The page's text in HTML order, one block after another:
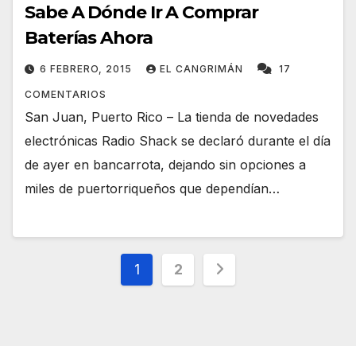
Sabe A Dónde Ir A Comprar
Baterías Ahora
6 FEBRERO, 2015 EL CANGRIMÁN 17
COMENTARIOS
San Juan, Puerto Rico – La tienda de novedades
electrónicas Radio Shack se declaró durante el día
de ayer en bancarrota, dejando sin opciones a
miles de puertorriqueños que dependían…
Navegación
1 2